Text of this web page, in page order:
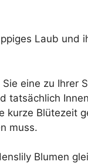
Laub und
eine zu Ihrer
tatsächlich
kurze Blütezeit
muss.
Blumen